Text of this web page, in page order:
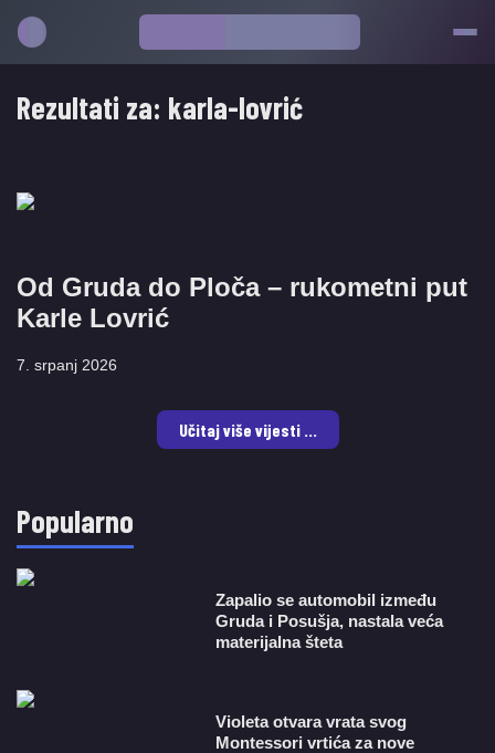
Rezultati za: karla-lovrić
Od Gruda do Ploča – rukometni put
Karle Lovrić
7. srpanj 2026
Učitaj više vijesti ...
Popularno
Zapalio se automobil između
Gruda i Posušja, nastala veća
materijalna šteta
Violeta otvara vrata svog
Montessori vrtića za nove